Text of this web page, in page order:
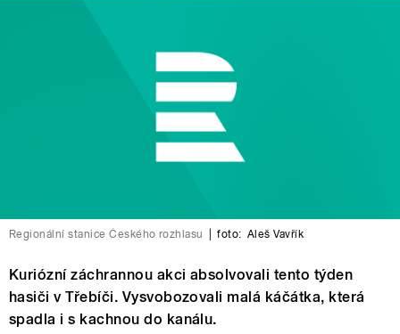
Regionální stanice Českého rozhlasu foto: Aleš Vavřík
Kuriózní záchrannou akci absolvovali tento týden
hasiči v Třebíči. Vysvobozovali malá káčátka, která
spadla i s kachnou do kanálu.